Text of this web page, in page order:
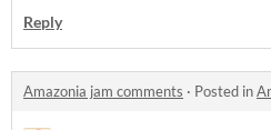
Reply
Amazonia jam comments · Posted in